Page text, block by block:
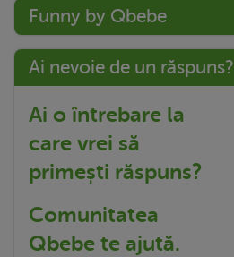
Funny by Qbebe
Ai nevoie de un răspuns?
Ai o întrebare la
care vrei să
primești răspuns?
Comunitatea
Qbebe te ajută.